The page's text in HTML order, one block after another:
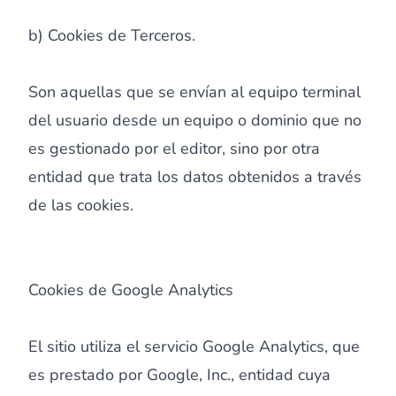
b) Cookies de Terceros.
Son aquellas que se envían al equipo terminal
del usuario desde un equipo o dominio que no
es gestionado por el editor, sino por otra
entidad que trata los datos obtenidos a través
de las cookies.
Cookies de Google Analytics
El sitio utiliza el servicio Google Analytics, que
es prestado por Google, Inc., entidad cuya